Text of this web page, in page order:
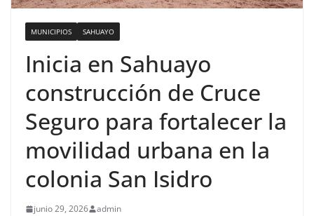
MUNICIPIOS SAHUAYO
Inicia en Sahuayo
construcción de Cruce
Seguro para fortalecer la
movilidad urbana en la
colonia San Isidro
junio 29, 2026 admin